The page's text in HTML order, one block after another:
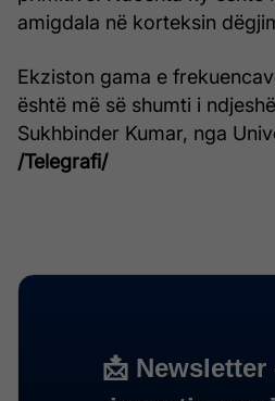
amigdala në korteksin
Ekziston gama e
është më së shumti i
Sukhbinder Kumar, nga
/Telegrafi/